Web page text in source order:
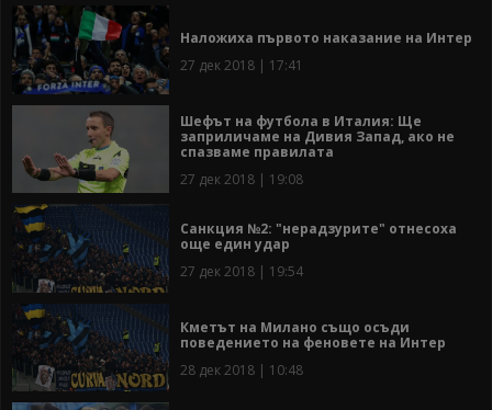
Наложиха първото наказание на Интер
27 дек 2018 | 17:41
Шефът на футбола в Италия: Ще
заприличаме на Дивия Запад, ако не
спазваме правилата
27 дек 2018 | 19:08
Санкция №2: "нерадзурите" отнесоха
още един удар
27 дек 2018 | 19:54
Кметът на Милано също осъди
поведението на феновете на Интер
28 дек 2018 | 10:48